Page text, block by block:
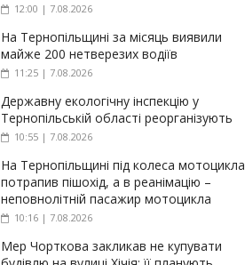
12:00 | 7.08.2026
На Тернопільщині за місяць виявили
майже 200 нетверезих водіїв
11:25 | 7.08.2026
Державну екологічну інспекцію у
Тернопільській області реорганізують
10:55 | 7.08.2026
На Тернопільщині під колеса мотоцикла
потрапив пішохід, а в реанімацію –
неповнолітній пасажир мотоцикла
10:16 | 7.08.2026
Мер Чорткова закликав не купувати